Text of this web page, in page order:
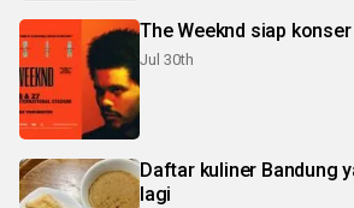
The Weeknd siap
Jul 30th
Daftar kuliner Bandung
lagi